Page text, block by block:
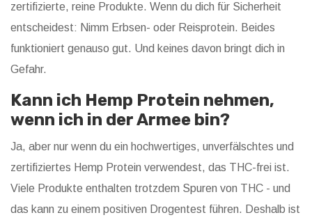
zertifizierte, reine Produkte. Wenn du dich für Sicherheit
entscheidest: Nimm Erbsen- oder Reisprotein. Beides
funktioniert genauso gut. Und keines davon bringt dich in
Gefahr.
Kann ich Hemp Protein nehmen,
wenn ich in der Armee bin?
Ja, aber nur wenn du ein hochwertiges, unverfälschtes und
zertifiziertes Hemp Protein verwendest, das THC-frei ist.
Viele Produkte enthalten trotzdem Spuren von THC - und
das kann zu einem positiven Drogentest führen. Deshalb ist